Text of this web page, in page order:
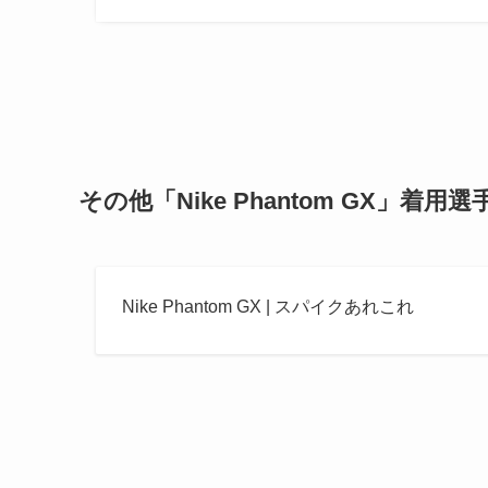
その他「Nike Phantom GX」着用選
Nike Phantom GX | スパイクあれこれ